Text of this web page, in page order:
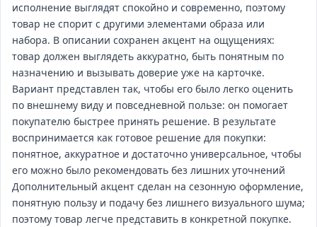
исполнение выглядят спокойно и современно, поэтому
товар не спорит с другими элементами образа или
набора. В описании сохранен акцент на ощущениях:
товар должен выглядеть аккуратно, быть понятным по
назначению и вызывать доверие уже на карточке.
Вариант представлен так, чтобы его было легко оценить
по внешнему виду и повседневной пользе: он помогает
покупателю быстрее принять решение. В результате
воспринимается как готовое решение для покупки:
понятное, аккуратное и достаточно универсальное, чтобы
его можно было рекомендовать без лишних уточнений
Дополнительный акцент сделан на сезонную оформление,
понятную пользу и подачу без лишнего визуального шума;
поэтому товар легче представить в конкретной покупке.